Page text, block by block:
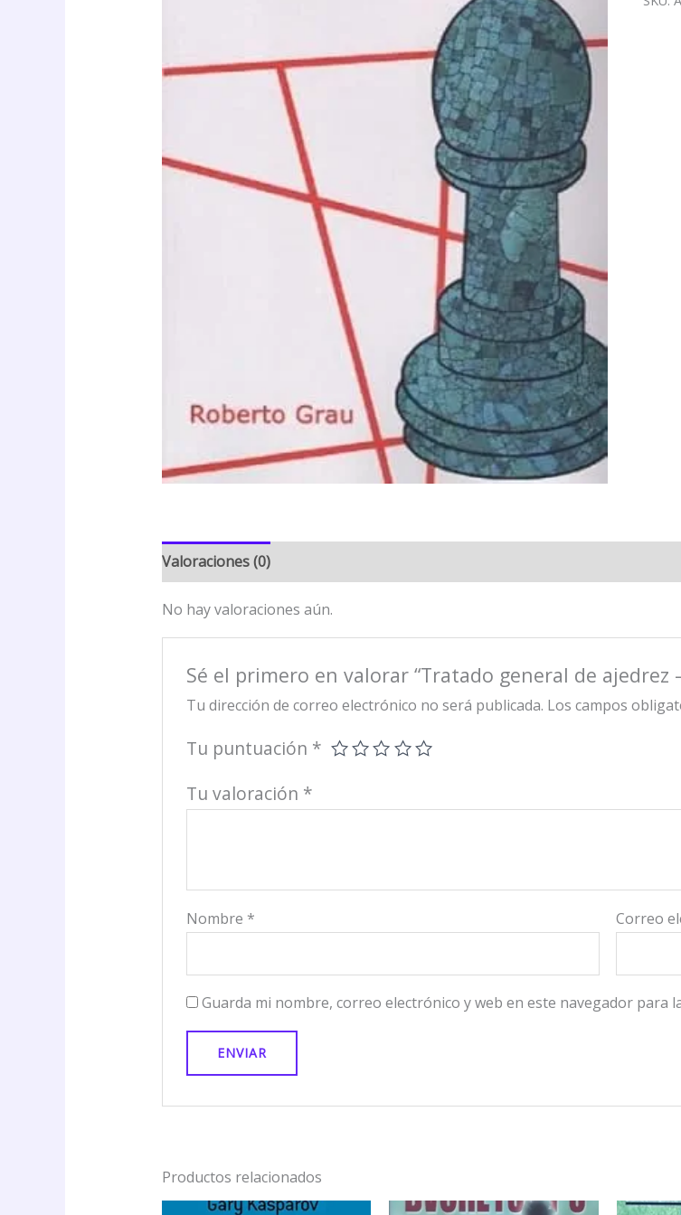
Valoraciones (0)
No hay valoraciones aún.
Sé el primero en valorar “Tratado general de ajedrez
Tu dirección de correo electrónico no será publicada. Los campos
Tu puntuación *
Tu valoración *
Nombre * Correo
Guarda mi nombre, correo electrónico y web en este navegador para
Productos relacionados